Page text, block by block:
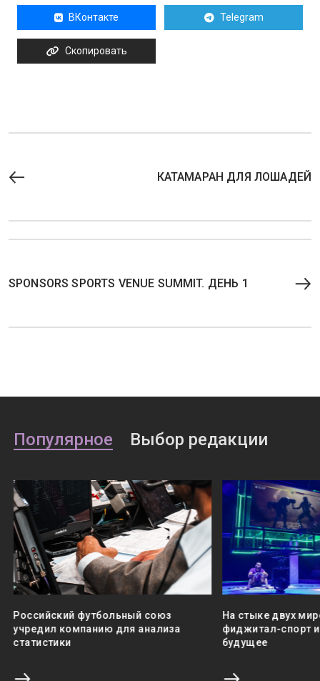
ВКонтакте Telegram
Скопировать
КАТАМАРАН ДЛЯ ЛОШАДЕЙ
SPONSORS SPORTS VENUE SUMMIT. ДЕНЬ 1
Популярное Выбор редакции
Российский футбольный союз
учредил компанию для анализа
статистики
На стыке двух
фиджитал-спорт
будущее